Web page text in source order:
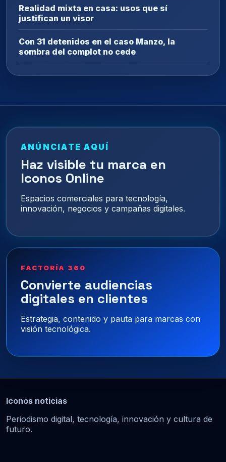
Realidad mixta en casa: usos que sí
justifican un visor
Con 31 detenidos en el caso Manzo, la
sombra del complot no cede
ANÚNCIATE AQUÍ
Haz visible tu marca en
Iconos Online
Espacios comerciales para tecnología,
innovación, negocios y campañas digitales.
FACTORÍA 360
Convierte audiencias
digitales en clientes
Estrategia, contenido y pauta para marcas con
visión tecnológica.
Iconos noticias
Periodismo digital, tecnología, innovación y cultura de
futuro.